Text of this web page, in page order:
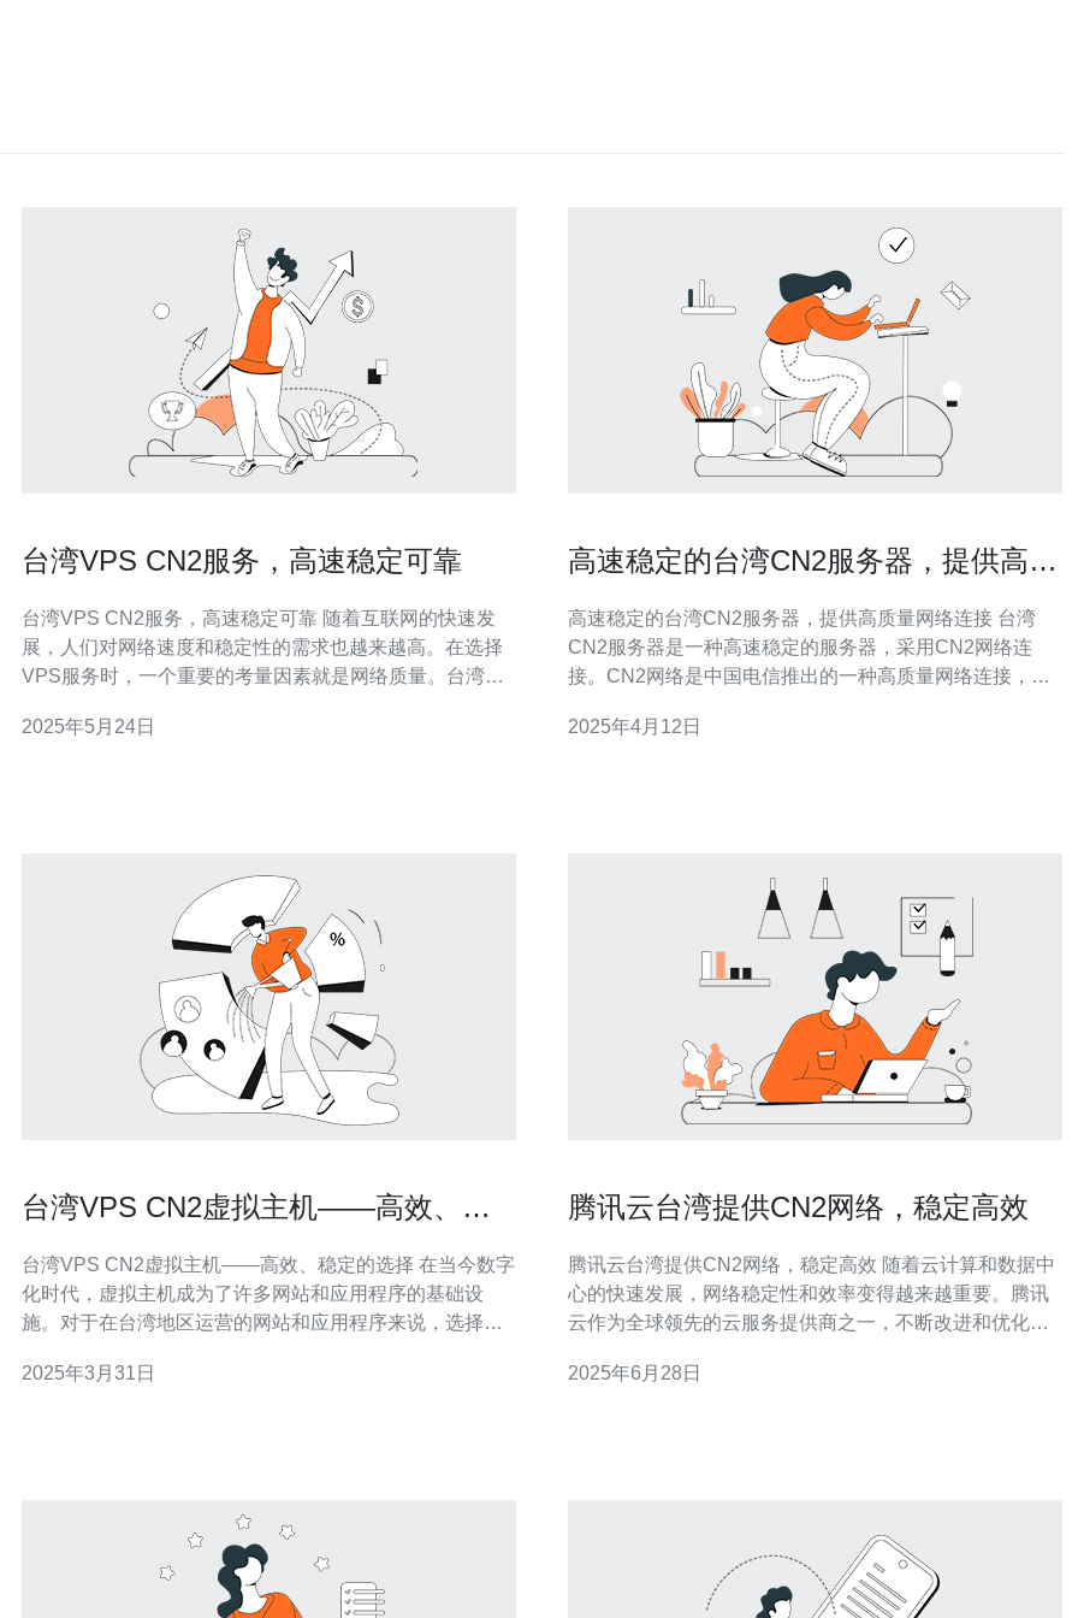
台湾VPS CN2服务，高速稳定可靠
台湾VPS CN2服务，高速稳定可靠 随着互联网的快速发
展，人们对网络速度和稳定性的需求也越来越高。在选择
VPS服务时，一个重要的考量因素就是网络质量。台湾
CN2服务采用了CN2 GIA网络，具有低延迟和高带宽的特
2025年5月24日
高速稳定的台湾CN2服务器，提供高质
高速稳定的台湾CN2服务器，提供高质量网络连接 台湾
CN2服务器是一种高速稳定的服务器，采用CN2网络连
接。CN2网络是中国电信推出的一种高质量网络连接，能
CN2网络搭建的服务器，通过这种服务器，用户可以享受
2025年4月12日
台湾VPS CN2虚拟主机——高效、稳
台湾VPS CN2虚拟主机——高效、稳定的选择 在当今数字
化时代，虚拟主机成为了许多网站和应用程序的基础设
施。对于在台湾地区运营的网站和应用程序来说，选择一
文将为您介绍台湾VPS CN2虚拟主机的特点和优势。 台湾
2025年3月31日
腾讯云台湾提供CN2网络，稳定高效
腾讯云台湾提供CN2网络，稳定高效 随着云计算和数据中
心的快速发展，网络稳定性和效率变得越来越重要。腾讯
云作为全球领先的云服务提供商之一，不断改进和优化自
讯云在台湾推出了基于CN2网络的服务，为用户提供更加
2025年6月28日